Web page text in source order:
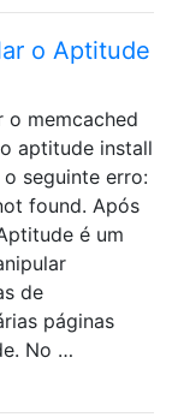
o Aptitude
o memcached
aptitude install
seguinte erro:
found. Após
é um
de
páginas
No …